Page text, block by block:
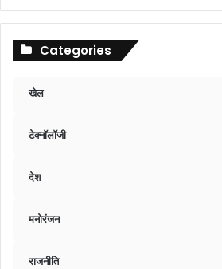
Categories
खेल
टेक्नॉलॉजी
देश
मनोरंजन
राजनीति